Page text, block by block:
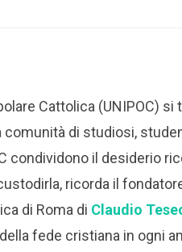
Cattolica (UNIPOC)
di studiosi,
condividono il desiderio
ricorda il
di Roma di Claudio
fede cristiana in ogni